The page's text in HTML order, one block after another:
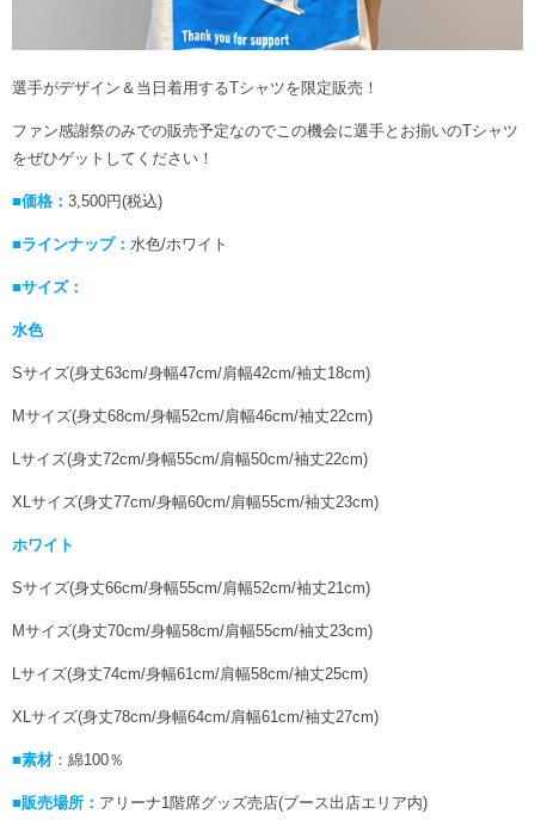
選手がデザイン＆当日着用するTシャツを限定販売！
ファン感謝祭のみでの販売予定なのでこの機会に選手とお揃いのTシャツ
をぜひゲットしてください！
■価格： 3,500円(税込)
■ラインナップ： 水色/ホワイト
■サイズ：
水色
Sサイズ(身丈63cm/身幅47cm/肩幅42cm/袖丈18cm)
Mサイズ(身丈68cm/身幅52cm/肩幅46cm/袖丈22cm)
Lサイズ(身丈72cm/身幅55cm/肩幅50cm/袖丈22cm)
XLサイズ(身丈77cm/身幅60cm/肩幅55cm/袖丈23cm)
ホワイト
Sサイズ(身丈66cm/身幅55cm/肩幅52cm/袖丈21cm)
Mサイズ(身丈70cm/身幅58cm/肩幅55cm/袖丈23cm)
Lサイズ(身丈74cm/身幅61cm/肩幅58cm/袖丈25cm)
XLサイズ(身丈78cm/身幅64cm/肩幅61cm/袖丈27cm)
■素材：綿100％
■販売場所： アリーナ1階席グッズ売店(ブース出店エリア内)